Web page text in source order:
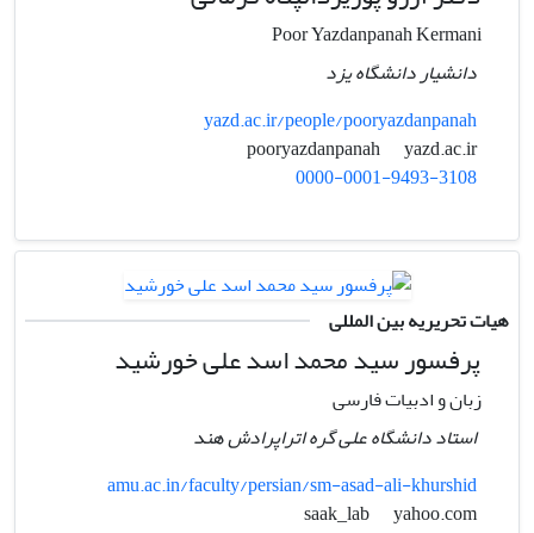
دانشیار دانشگاه یزد
yazd.ac.ir/people/pooryazdanpanah
pooryazdanpanah
yazd.ac.ir
0000-0001-9493-3108
هیات تحریریه بین المللی
پرفسور سید محمد اسد علی خورشید
زبان و ادبیات فارسی
استاد دانشگاه علی گره اتراپرادش هند
amu.ac.in/faculty/persian/sm-asad-ali-khurshid
yahoo.com